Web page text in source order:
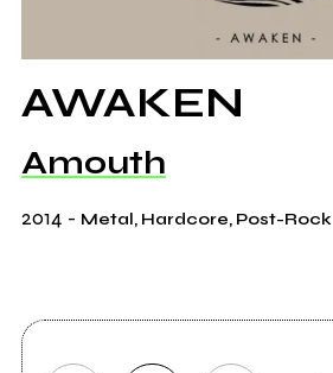
AWAKEN
Amouth
2014 - Metal, Hardcore, Post-Rock